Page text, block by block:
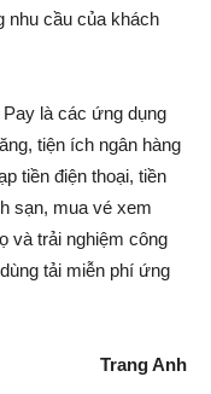
nhu cầu của khách
là các ứng dụng
tiện ích ngân hàng
tiền điện thoại, tiền
sạn, mua vé xem
và trải nghiệm công
tải miễn phí ứng
Trang Anh